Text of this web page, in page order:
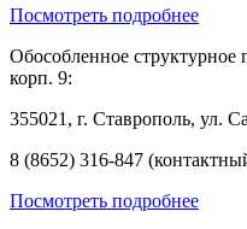
Посмотреть подробнее
Обособленное структурное
корп. 9:
355021, г. Ставрополь, ул.
8 (8652) 316-847
Посмотреть подробнее